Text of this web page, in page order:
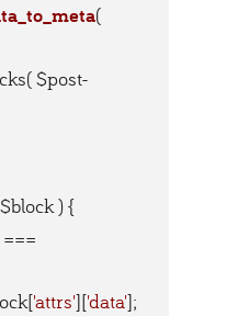
(
$block ) {
===
'attrs']['data'];